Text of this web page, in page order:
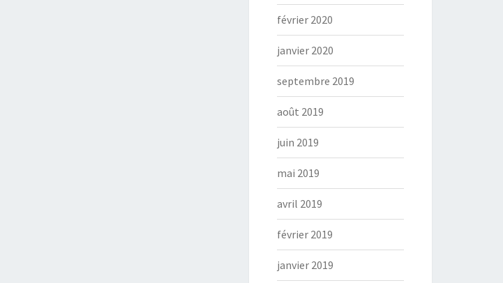
février 2020
janvier 2020
septembre 2019
août 2019
juin 2019
mai 2019
avril 2019
février 2019
janvier 2019